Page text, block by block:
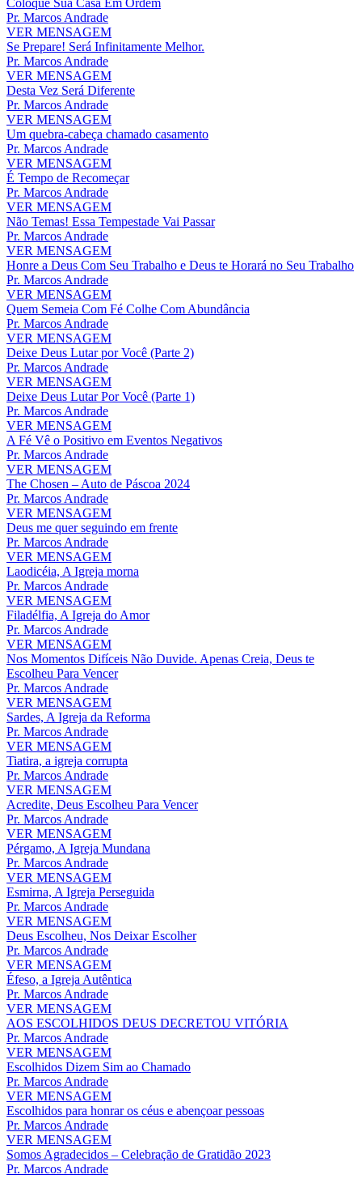
Coloque Sua Casa Em Ordem
Pr. Marcos Andrade
VER MENSAGEM
Se Prepare! Será Infinitamente Melhor.
Pr. Marcos Andrade
VER MENSAGEM
Desta Vez Será Diferente
Pr. Marcos Andrade
VER MENSAGEM
Um quebra-cabeça chamado casamento
Pr. Marcos Andrade
VER MENSAGEM
É Tempo de Recomeçar
Pr. Marcos Andrade
VER MENSAGEM
Não Temas! Essa Tempestade Vai Passar
Pr. Marcos Andrade
VER MENSAGEM
Honre a Deus Com Seu Trabalho e Deus te Horará no Seu Trabalho
Pr. Marcos Andrade
VER MENSAGEM
Quem Semeia Com Fé Colhe Com Abundância
Pr. Marcos Andrade
VER MENSAGEM
Deixe Deus Lutar por Você (Parte 2)
Pr. Marcos Andrade
VER MENSAGEM
Deixe Deus Lutar Por Você (Parte 1)
Pr. Marcos Andrade
VER MENSAGEM
A Fé Vê o Positivo em Eventos Negativos
Pr. Marcos Andrade
VER MENSAGEM
The Chosen – Auto de Páscoa 2024
Pr. Marcos Andrade
VER MENSAGEM
Deus me quer seguindo em frente
Pr. Marcos Andrade
VER MENSAGEM
Laodicéia, A Igreja morna
Pr. Marcos Andrade
VER MENSAGEM
Filadélfia, A Igreja do Amor
Pr. Marcos Andrade
VER MENSAGEM
Nos Momentos Difíceis Não Duvide. Apenas Creia, Deus te
Escolheu Para Vencer
Pr. Marcos Andrade
VER MENSAGEM
Sardes, A Igreja da Reforma
Pr. Marcos Andrade
VER MENSAGEM
Tiatira, a igreja corrupta
Pr. Marcos Andrade
VER MENSAGEM
Acredite, Deus Escolheu Para Vencer
Pr. Marcos Andrade
VER MENSAGEM
Pérgamo, A Igreja Mundana
Pr. Marcos Andrade
VER MENSAGEM
Esmirna, A Igreja Perseguida
Pr. Marcos Andrade
VER MENSAGEM
Deus Escolheu, Nos Deixar Escolher
Pr. Marcos Andrade
VER MENSAGEM
Éfeso, a Igreja Autêntica
Pr. Marcos Andrade
VER MENSAGEM
AOS ESCOLHIDOS DEUS DECRETOU VITÓRIA
Pr. Marcos Andrade
VER MENSAGEM
Escolhidos Dizem Sim ao Chamado
Pr. Marcos Andrade
VER MENSAGEM
Escolhidos para honrar os céus e abençoar pessoas
Pr. Marcos Andrade
VER MENSAGEM
Somos Agradecidos – Celebração de Gratidão 2023
Pr. Marcos Andrade